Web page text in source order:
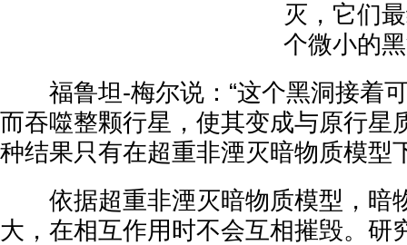
灭，它们
个微小的
福鲁坦-梅尔说：“这个黑洞接着
而吞噬整颗行星，使其变成与原行星
种结果只有在超重非湮灭暗物质模型
依据超重非湮灭暗物质模型，暗
大，在相互作用时不会互相摧毁。研